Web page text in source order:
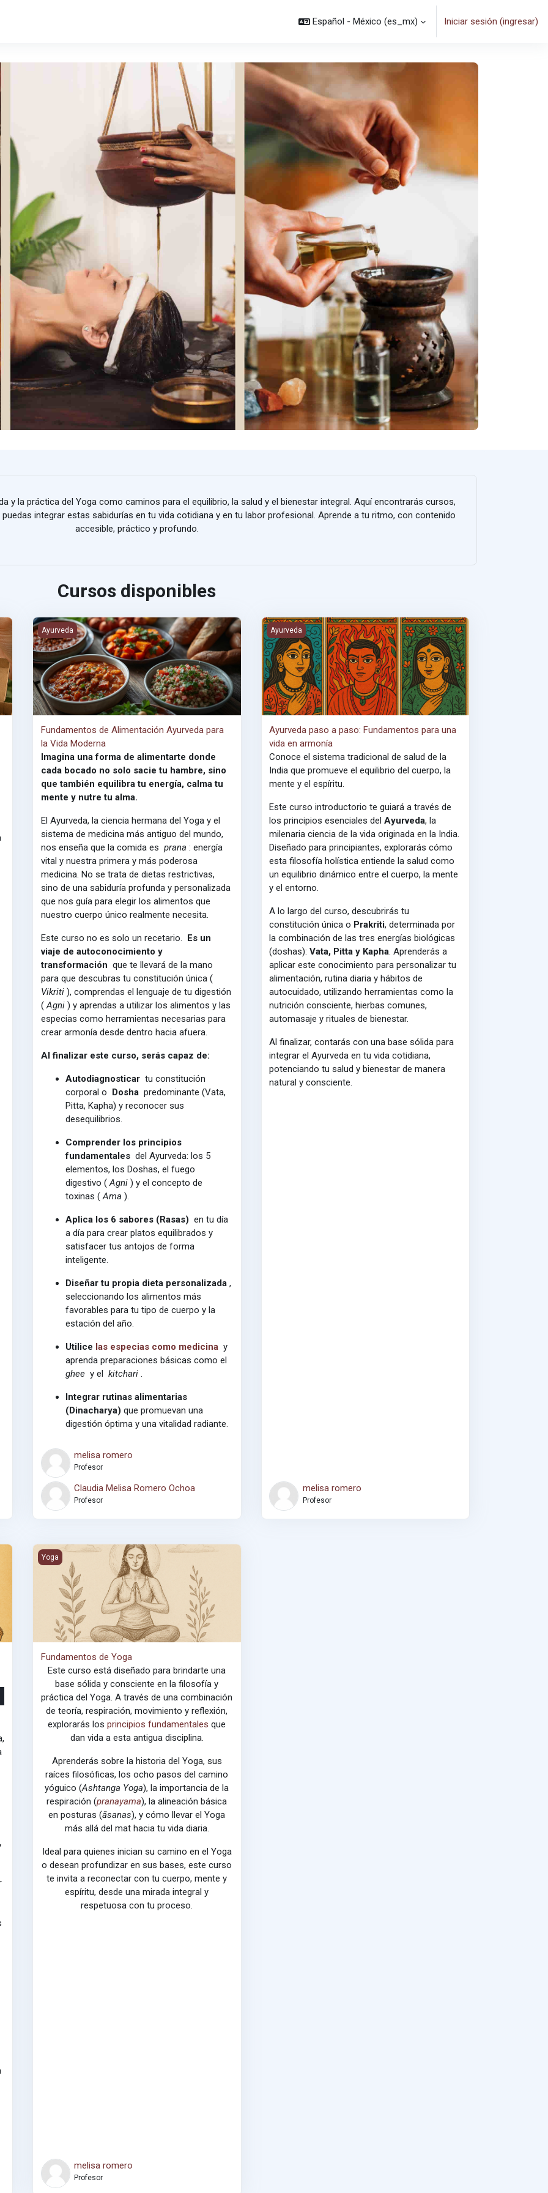
Español - México ‎(es_mx)‎ Iniciar sesión (ingresar)
y la práctica del Yoga como caminos para el equilibrio, la salud y el bienestar integral. Aquí encontrarás cursos,
integrar estas sabidurías en tu vida cotidiana y en tu labor profesional. Aprende a tu ritmo, con contenido
accesible, práctico y profundo.
Cursos disponibles
y RenuevaFundamentos de Alimentación Ayurveda para la Vida Moderna
Ayurveda
Fundamentos de Alimentación Ayurveda para
la Vida Moderna
Imagina una forma de alimentarte donde
cada bocado no solo sacie tu hambre, sino
que también equilibra tu energía, calma tu
mente y nutre tu alma.
El Ayurveda, la ciencia hermana del Yoga y el
sistema de medicina más antiguo del mundo,
nos enseña que la comida esprana : energía
vital y nuestra primera y más poderosa
medicina. No se trata de dietas restrictivas,
sino de una sabiduría profunda y personalizada
que nos guía para elegir los alimentos que
nuestro cuerpo único realmente necesita.
Este curso no es solo un recetario. Es un
viaje de autoconocimiento y
transformación que te llevará de la mano
para que descubras tu constitución única (
Vikriti ), comprendas el lenguaje de tu digestión
(Agni ) y aprendas a utilizar los alimentos y las
especias como herramientas necesarias para
crear armonía desde dentro hacia afuera.
Al finalizar este curso, serás capaz de:
Autodiagnosticar tu constitución
corporal o Dosha predominante (Vata,
Pitta, Kapha) y reconocer sus
desequilibrios.
Comprender los principios
fundamentales del Ayurveda: los 5
elementos, los Doshas, ​​el fuego
digestivo (Agni ) y el concepto de
toxinas (Ama ).
Aplica los 6 sabores (Rasas) en tu día
a día para crear platos equilibrados y
satisfacer tus antojos de forma
inteligente.
Diseñar tu propia dieta personalizada ,
seleccionando los alimentos más
favorables para tu tipo de cuerpo y la
estación del año.
Utilice las especias como medicina y
aprenda preparaciones básicas como el
ghee y elkitchari .
Integrar rutinas alimentarias
(Dinacharya) que promuevan una
digestión óptima y una vitalidad radiante.
melisa romero
Profesor
Claudia Melisa Romero Ochoa
Profesor
Ayurveda paso a paso: Fundamentos para una vida en armonía
Ayurveda
Ayurveda paso a paso: Fundamentos para una
vida en armonía
Conoce el sistema tradicional de salud de la
India que promueve el equilibrio del cuerpo, la
mente y el espíritu.
Este curso introductorio te guiará a través de
los principios esenciales delAyurveda, la
milenaria ciencia de la vida originada en la India.
Diseñado para principiantes, explorarás cómo
esta filosofía holística entiende la salud como
un equilibrio dinámico entre el cuerpo, la mente
y el entorno.
A lo largo del curso, descubrirás tu
constitución única o Prakriti, determinada por
la combinación de las tres energías biológicas
(doshas):Vata, Pitta y Kapha. Aprenderás a
aplicar este conocimiento para personalizar tu
alimentación, rutina diaria y hábitos de
autocuidado, utilizando herramientas como la
nutrición consciente, hierbas comunes,
automasaje y rituales de bienestar.
Al finalizar, contarás con una base sólida para
integrar el Ayurveda en tu vida cotidiana,
potenciando tu salud y bienestar de manera
natural y consciente.
melisa romero
Profesor
Fundamentos de Yoga
Yoga
Fundamentos de Yoga
Este curso está diseñado para brindarte una
base sólida y consciente en la filosofía y
práctica del Yoga. A través de una combinación
de teoría, respiración, movimiento y reflexión,
explorarás losprincipios fundamentales que
dan vida a esta antigua disciplina.
Aprenderás sobre la historia del Yoga, sus
raíces filosóficas, los ocho pasos del camino
yóguico (Ashtanga Yoga), la importancia de la
respiración (pranayama), la alineación básica
en posturas (āsanas), y cómo llevar el Yoga
más allá del mat hacia tu vida diaria.
Ideal para quienes inician su camino en el Yoga
o desean profundizar en sus bases, este curso
te invita a reconectar con tu cuerpo, mente y
espíritu, desde una mirada integral y
respetuosa con tu proceso.
melisa romero
Profesor